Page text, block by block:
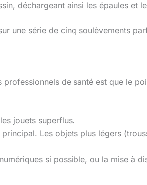
déchargeant ainsi les épaules et
une série de cinq soulèvements
de santé est que le
jouets superflus.
Les objets plus légers
si possible, ou la mise à